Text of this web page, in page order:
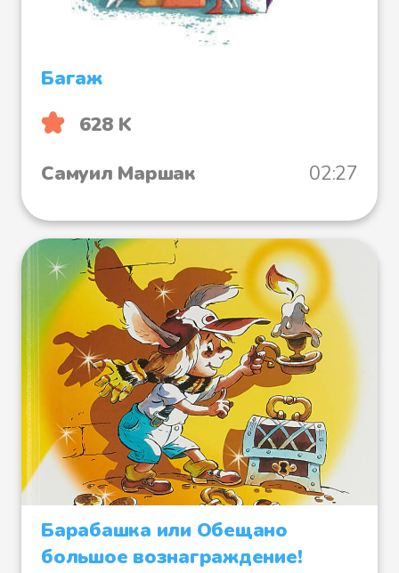
Багаж
628 K
Самуил Маршак
02:27
Барабашка или Обещано
большое вознаграждение!